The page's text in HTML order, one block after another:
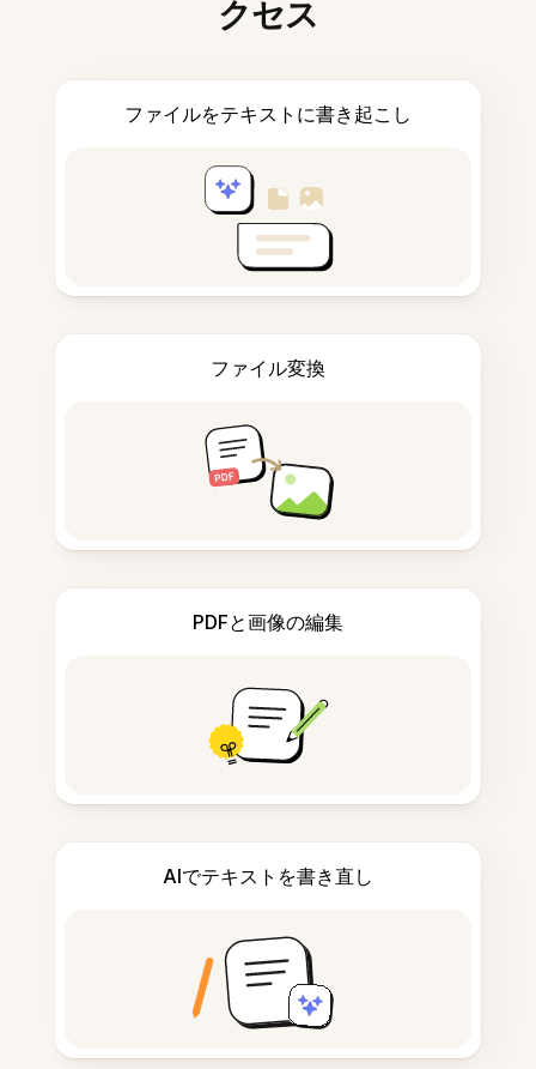
クセス
ファイルをテキストに書き起こし
ファイル変換
PDFと画像の編集
AIでテキストを書き直し